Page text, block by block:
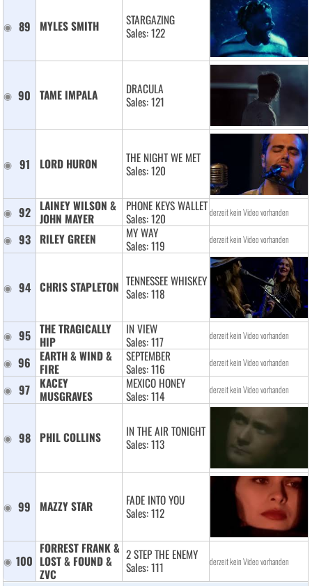
89 MYLES SMITH
STARGAZING
Sales: 122
90 TAME IMPALA
DRACULA
Sales: 121
91 LORD HURON
THE NIGHT WE MET
Sales: 120
92
LAINEY WILSON &
JOHN MAYER
PHONE KEYS WALLET
Sales: 120
derzeit kein Video vorhanden
93 RILEY GREEN
MY WAY
Sales: 119
derzeit kein Video vorhanden
94 CHRIS STAPLETON TENNESSEE WHISKEY
Sales: 118
95 THE TRAGICALLY
HIP
IN VIEW
Sales: 117
derzeit kein Video vorhanden
96
EARTH & WIND &
FIRE
SEPTEMBER
Sales: 116
derzeit kein Video vorhanden
97
KACEY
MUSGRAVES
MEXICO HONEY
Sales: 114
derzeit kein Video vorhanden
98 PHIL COLLINS
IN THE AIR TONIGHT
Sales: 113
99 MAZZY STAR
FADE INTO YOU
Sales: 112
100
FORREST FRANK &
LOST & FOUND &
ZVC
2 STEP THE ENEMY
Sales: 111
derzeit kein Video vorhanden